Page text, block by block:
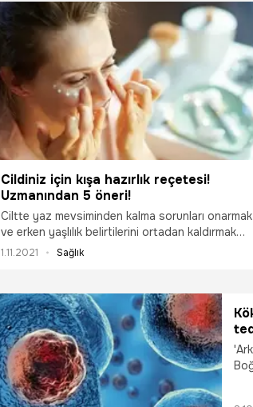
Cildiniz için kışa hazırlık reçetesi!
Uzmanından 5 öneri!
Ciltte yaz mevsiminden kalma sorunları onarmak
ve erken yaşlılık belirtilerini ortadan kaldırmak
için doğru adımları uygulamak şart. Mevsim
hazırlamak gerekiyor. Medikal Estetik Hekimi Dr.
Ayşegül Girgin cilt için kış önerilerinde bulundu.
1.11.2021 Sağlık